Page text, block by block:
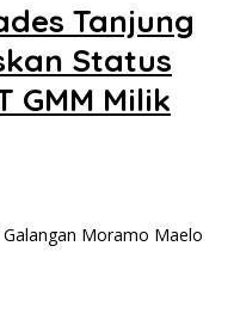
Tanjung
Status
GMM Milik
Galangan Moramo Maelo